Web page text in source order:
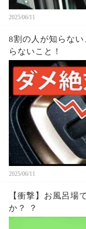
2025/06/11
8割の人が知らな
らないこと！
2025/06/11
【衝撃】お風呂場
か？ ？